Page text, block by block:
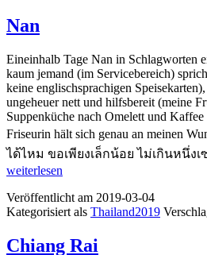
Nan
Eineinhalb Tage Nan in Schlagworten
kaum jemand (im Servicebereich)
keine englischsprachigen
ungeheuer nett und hilfsbereit (meine
Suppenküche nach Omelett und
Friseurin hält sich genau an meinen
ได้ไหม ขอเพียงเล็กน้อย ไม่เกินหนึ่งเ
weiterlesen
Veröffentlicht am 2019-03-04
Kategorisiert als Thailand2019
Chiang Rai